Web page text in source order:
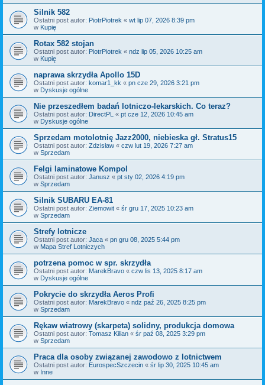
Silnik 582
Ostatni post autor: PiotrPiotrek « wt lip 07, 2026 8:39 pm
w Kupię
Rotax 582 stojan
Ostatni post autor: PiotrPiotrek « ndz lip 05, 2026 10:25 am
w Kupię
naprawa skrzydła Apollo 15D
Ostatni post autor: komar1_kk « pn cze 29, 2026 3:21 pm
w Dyskusje ogólne
Nie przeszedłem badań lotniczo-lekarskich. Co teraz?
Ostatni post autor: DirectPL « pt cze 12, 2026 10:45 am
w Dyskusje ogólne
Sprzedam motolotnię Jazz2000, niebieska gł. Stratus15
Ostatni post autor: Zdzisław « czw lut 19, 2026 7:27 am
w Sprzedam
Felgi laminatowe Kompol
Ostatni post autor: Janusz « pt sty 02, 2026 4:19 pm
w Sprzedam
Silnik SUBARU EA-81
Ostatni post autor: Ziemowit « śr gru 17, 2025 10:23 am
w Sprzedam
Strefy lotnicze
Ostatni post autor: Jaca « pn gru 08, 2025 5:44 pm
w Mapa Stref Lotniczych
potrzena pomoc w spr. skrzydła
Ostatni post autor: MarekBravo « czw lis 13, 2025 8:17 am
w Dyskusje ogólne
Pokrycie do skrzydła Aeros Profi
Ostatni post autor: MarekBravo « ndz paź 26, 2025 8:25 pm
w Sprzedam
Rękaw wiatrowy (skarpeta) solidny, produkcja domowa
Ostatni post autor: Tomasz Kilian « śr paź 08, 2025 3:29 pm
w Sprzedam
Praca dla osoby związanej zawodowo z lotnictwem
Ostatni post autor: EurospecSzczecin « śr lip 30, 2025 10:45 am
w Inne